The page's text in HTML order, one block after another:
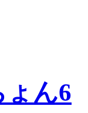
ん6